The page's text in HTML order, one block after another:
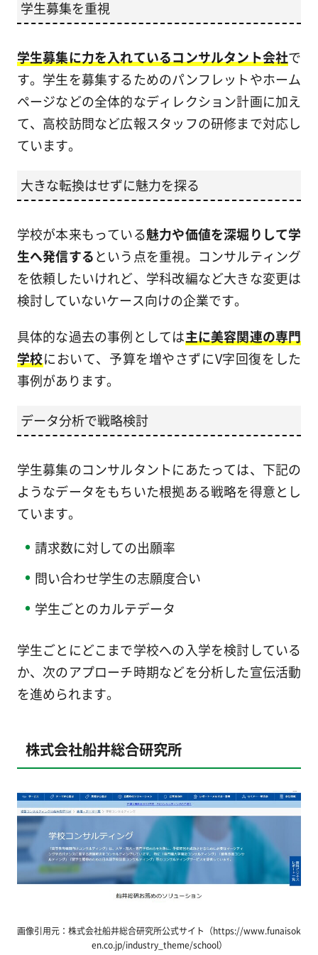
学生募集を重視
学生募集に力を入れているコンサルタント会社で
す。学生を募集するためのパンフレットやホーム
ページなどの全体的なディレクション計画に加え
て、高校訪問など広報スタッフの研修まで対応し
ています。
大きな転換はせずに魅力を探る
学校が本来もっている魅力や価値を深堀りして学
生へ発信するという点を重視。コンサルティング
を依頼したいけれど、学科改編など大きな変更は
検討していないケース向けの企業です。
具体的な過去の事例としては主に美容関連の専門
学校において、予算を増やさずにV字回復をした
事例があります。
データ分析で戦略検討
学生募集のコンサルタントにあたっては、下記の
ようなデータをもちいた根拠ある戦略を得意とし
ています。
請求数に対しての出願率
問い合わせ学生の志願度合い
学生ごとのカルテデータ
学生ごとにどこまで学校への入学を検討している
か、次のアプローチ時期などを分析した宣伝活動
を進められます。
株式会社船井総合研究所
画像引用元：株式会社船井総合研究所公式サイト（https://www.funaisok
en.co.jp/industry_theme/school）